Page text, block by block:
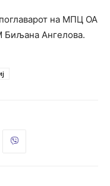
на МПЦ ОА
Биљана Ангелова.